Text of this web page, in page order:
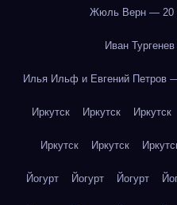
Жюль Верн — 20
Иван
Илья Ильф и Евгений Петров
Иркутск Иркутск Иркутск
Иркутск Иркутск
Йогурт Йогурт Йогурт